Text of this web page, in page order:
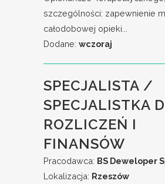
szczególności: zapewnienie
całodobowej opieki...
Dodane: wczoraj
SPECJALISTA /
SPECJALISTKA
ROZLICZEŃ I
FINANSÓW
Pracodawca: BS Deweloper
Lokalizacja: Rzeszów